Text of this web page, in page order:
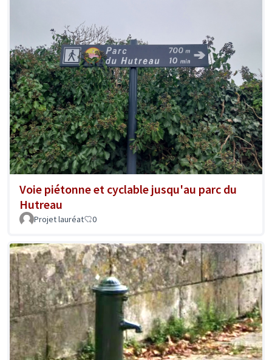
Voie piétonne et cyclable jusqu'au parc du
Hutreau
Projet lauréat 0